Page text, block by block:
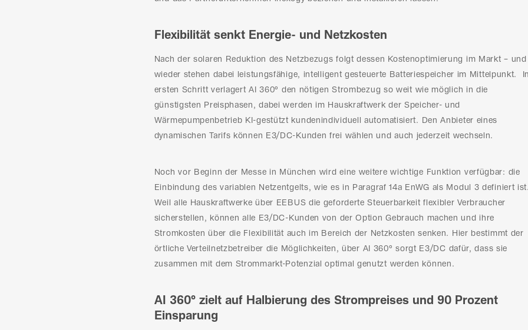
Flexibilität senkt Energie- und Netzkosten
Nach der solaren Reduktion des Netzbezugs folgt dessen Kostenoptimierung im Markt – und
wieder stehen dabei leistungsfähige, intelligent gesteuerte Batteriespeicher im Mittelpunkt.
ersten Schritt verlagert AI 360° den nötigen Strombezug so weit wie möglich in die
günstigsten Preisphasen, dabei werden im Hauskraftwerk der Speicher- und
Wärmepumpenbetrieb KI-gestützt kundenindividuell automatisiert. Den Anbieter eines
dynamischen Tarifs können E3/DC-Kunden frei wählen und auch jederzeit wechseln.
Noch vor Beginn der Messe in München wird eine weitere wichtige Funktion verfügbar: die
Einbindung des variablen Netzentgelts, wie es in Paragraf 14a EnWG als Modul 3 definiert
Weil alle Hauskraftwerke über EEBUS die geforderte Steuerbarkeit flexibler Verbraucher
sicherstellen, können alle E3/DC-Kunden von der Option Gebrauch machen und ihre
Stromkosten über die Flexibilität auch im Bereich der Netzkosten senken. Hier bestimmt der
örtliche Verteilnetzbetreiber die Möglichkeiten, über AI 360° sorgt E3/DC dafür, dass sie
zusammen mit dem Strommarkt-Potenzial optimal genutzt werden können.
AI 360° zielt auf Halbierung des Strompreises und 90 Prozent
Einsparung